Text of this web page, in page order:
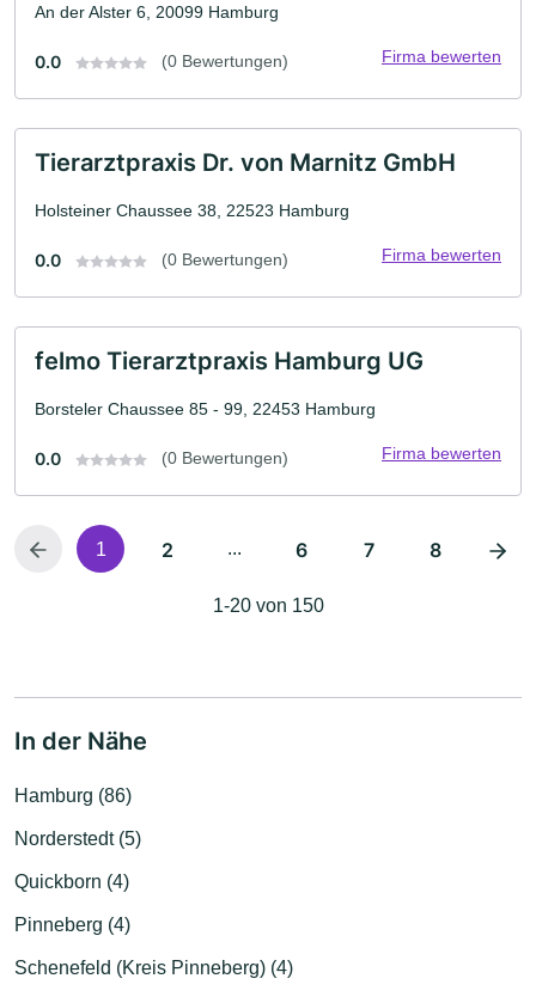
An der Alster 6, 20099 Hamburg
0.0 (0 Bewertungen) Firma bewerten
Tierarztpraxis Dr. von Marnitz GmbH
Holsteiner Chaussee 38, 22523 Hamburg
0.0 (0 Bewertungen) Firma bewerten
felmo Tierarztpraxis Hamburg UG
Borsteler Chaussee 85 - 99, 22453 Hamburg
0.0 (0 Bewertungen) Firma bewerten
1 2 ... 6 7 8
1-20 von 150
In der Nähe
Hamburg (86)
Norderstedt (5)
Quickborn (4)
Pinneberg (4)
Schenefeld (Kreis Pinneberg) (4)